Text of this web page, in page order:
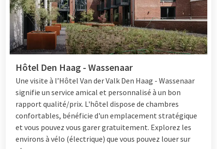
Hôtel Den Haag - Wassenaar
Une visite à l’Hôtel Van der Valk Den Haag - Wassenaar
signifie un service amical et personnalisé à un bon
rapport qualité/prix. L'hôtel dispose de chambres
confortables, bénéficie d'un emplacement stratégique
et vous pouvez vous garer gratuitement. Explorez les
environs à vélo (électrique) que vous pouvez louer sur